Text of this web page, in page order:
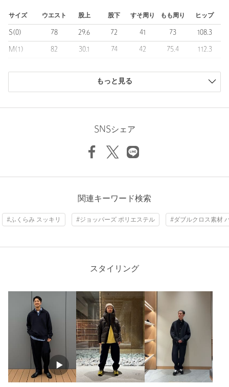
ケア方法：ドライクリーニング
============================
【注意事項】
場合は、使用前に必ずご確認ください。
※商品画像は、光の当たり具合やパソコンなどの閲覧環境によ
り、実際の色味と異なって見える場合がございます。あらかじめ
様、加工、サイズ、素材等が若干異なる場合がございます。
※商品の色味の目安は、商品単体の画像をご参照ください。
店舗へお問い合わせの際は、全国のUNITED ARROWS各店舗ま
品名：LFM TW BONTANG TRS 品番：88842020075
返品 対象商品 返品等について
対象商品
タイプ MEN
カテゴリー パンツ | その他パンツ
S(0) M(1) L(2)
ポリエステル60％ 毛40％
ドライクリーニング 洗濯表示について
原産国 日本製
サイズ ウエスト 股上 股下 すそ周り もも周り ヒップ
S(0) 78 29.6 72 41 73 108.3
M(1) 82 30.1 74 42 75.4 112.3
商品は、独自の採寸方法により採寸されています。
Inseam length 74cm
Hem width
Thickness of thigh 75.4cm
S(0) M(1) L(2)
Check the recommended size
Try this item on
もっと見る
SNSシェア
関連キーワード検索
#ふくらみ スッキリ #ジョッパーズ ポリエステル #ダブルクロス素材
スタイリング